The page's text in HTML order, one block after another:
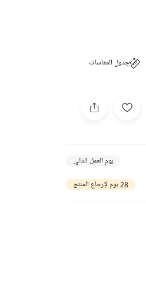
جدول المقاسات
يوم العمل التالي
28 يوم لإرجاع المنتج